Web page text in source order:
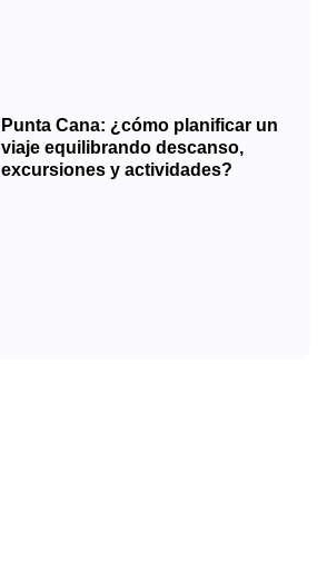
Punta Cana: ¿cómo planificar un
viaje equilibrando descanso,
excursiones y actividades?